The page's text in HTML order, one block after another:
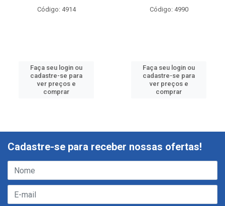
Código: 4914
Faça seu login ou
cadastre-se para
ver preços e
comprar
Código: 4990
Faça seu login ou
cadastre-se para
ver preços e
comprar
Cadastre-se para receber nossas ofertas!